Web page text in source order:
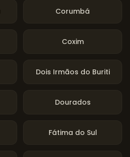
Corumbá
Coxim
Dois Irmãos do Buriti
Dourados
Fátima do Sul